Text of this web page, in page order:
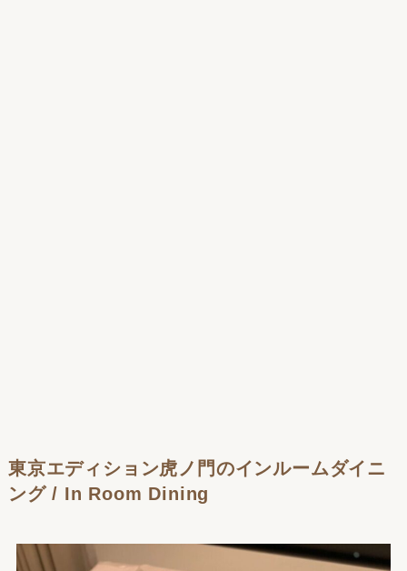
東京エディション虎ノ門のインルームダイニ
ング / In Room Dining